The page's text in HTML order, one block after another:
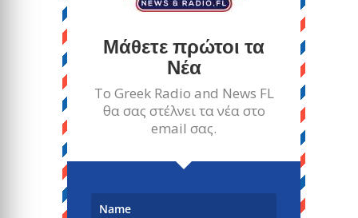
Μάθετε πρώτοι τα
Νέα
Το Greek Radio and News FL
θα σας στέλνει τα νέα στο
email σας.